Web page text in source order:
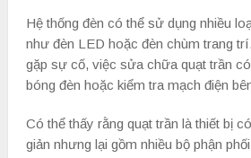
Hệ thống đèn có thể sử dụng nhiều
như đèn LED hoặc đèn chùm trang
gặp sự cố, việc sửa chữa quạt trần
bóng đèn hoặc kiểm tra mạch điện
Có thể thấy rằng quạt trần là thiết bị
giản nhưng lại gồm nhiều bộ phận